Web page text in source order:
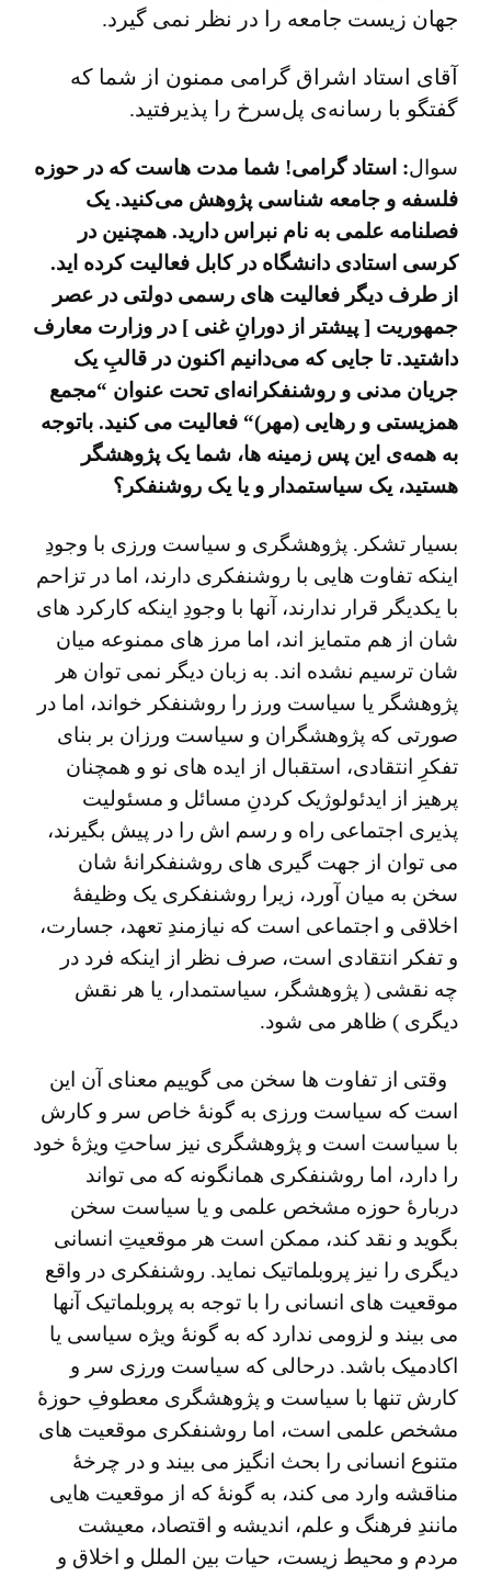
جهان زیست جامعه را در نظر نمی گیرد.
آقای استاد اشراق گرامی ممنون از شما که
گفتگو با رسانه‌ی پل‌سرخ را پذیرفتید.
سوال: استاد گرامی! شما مدت هاست که در حوزه
فلسفه و جامعه شناسی پژوهش می‌کنید. یک
فصلنامه علمی به نام نبراس دارید. همچنین در
کرسی استادی دانشگاه در کابل فعالیت کرده اید.
از طرف دیگر فعالیت های رسمی دولتی در عصر
جمهوریت [ پیشتر از دورانِ غنی ] در وزارت معارف
داشتید. تا جایی که می‌دانیم اکنون در قالبِ یک
جریان مدنی و روشنفکرانه‌ای تحت عنوان “مجمع
همزیستی و رهایی (مهر)“ فعالیت می کنید. باتوجه
به همه‌ی این پس زمینه ها، شما یک پژوهشگر
هستید، یک سیاستمدار و یا یک روشنفکر؟
بسیار تشکر. پژوهشگری و سیاست ورزی با وجودِ
اینکه تفاوت هایی با روشنفکری دارند، اما در تزاحم
با یکدیگر قرار ندارند، آنها با وجودِ اینکه کارکرد های
شان از هم متمایز اند، اما مرز های ممنوعه میان
شان ترسیم نشده اند. به زبان دیگر نمی توان هر
پژوهشگر یا سیاست ورز را روشنفکر خواند، اما در
صورتی که پژوهشگران و سیاست ورزان بر بنای
تفکرِ انتقادی، استقبال از ایده های نو و همچنان
پرهیز از ایدئولوژیک کردنِ مسائل و مسئولیت
پذیری اجتماعی راه و رسم اش را در پیش بگیرند،
می توان از جهت گیری های روشنفکرانۀ شان
سخن به میان آورد، زیرا روشنفکری یک وظیفۀ
اخلاقی و اجتماعی است که نیازمندِ تعهد، جسارت،
و تفکر انتقادی است، صرف ‌نظر از اینکه فرد در
چه نقشی ( پژوهشگر، سیاستمدار، یا هر نقش
دیگری ) ظاهر می‌ شود.
وقتی از تفاوت ها سخن می گوییم معنای آن این
است که سیاست‌ ورزی به گونۀ خاص سر و کارش
با سیاست است و پژوهشگری نیز ساحتِ ویژۀ خود
را دارد، اما روشنفکری همانگونه که می ‌تواند
دربارۀ حوزه مشخص علمی و یا سیاست سخن
بگوید و نقد کند، ممکن است هر موقعیتِ انسانی
دیگری را نیز پروبلماتیک نماید. روشنفکری در واقع
موقعیت ‌های انسانی را با توجه به پروبلماتیک آنها
می‌ بیند و لزومی ندارد که به گونۀ ویژه سیاسی یا
اکادمیک باشد. درحالی که سیاست ‌ورزی سر و
کارش تنها با سیاست و پژوهشگری معطوفِ حوزۀ
مشخص علمی است، اما روشنفکری موقعیت های
متنوع انسانی را بحث انگیز می بیند و در چرخۀ
مناقشه وارد می کند، به گونۀ که از موقعیت هایی
مانندِ فرهنگ و علم، اندیشه و اقتصاد، معیشت
مردم و محیط زیست، حیات بین الملل و اخلاق و